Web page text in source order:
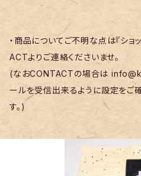
・商品についてご不明な点は『ショ
ACTよりご連絡くださいませ。
(なおCONTACTの場合は
ールを受信出来るように設定をご
す。)